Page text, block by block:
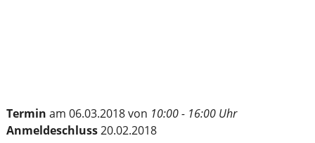
Termin am 06.03.2018 von 10:00 - 16:00 Uhr
Anmeldeschluss20.02.2018